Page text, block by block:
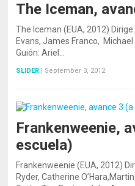
The Iceman,
The Iceman (EUA, 2012)
Evans, James Franco,
Guión: Ariel…
SLIDER | September 3, 2012
Frankenweenie,
escuela)
Frankenweenie (EUA, 2012)
Ryder, Catherine